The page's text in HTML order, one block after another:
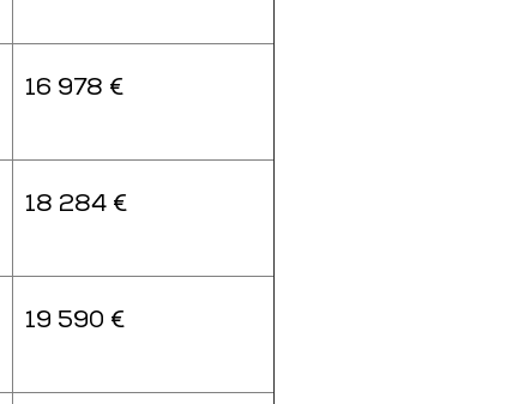
16 978 €
18 284 €
19 590 €